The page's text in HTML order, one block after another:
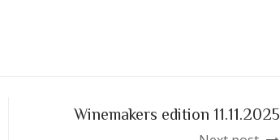
Winemakers edition 11.11.2025.